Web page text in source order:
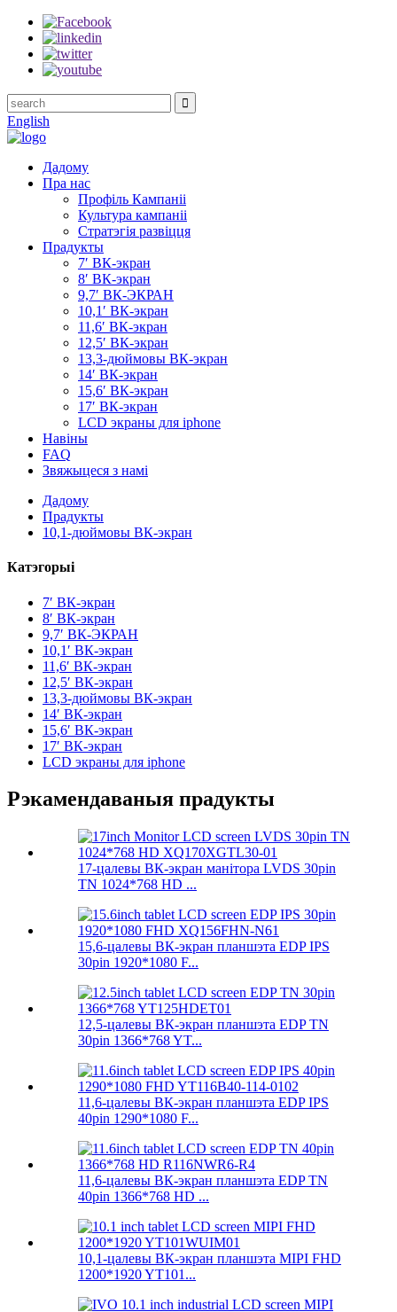
English
Дадому
Пра нас
Профіль Кампаніі
Культура кампаніі
Стратэгія развіцця
Прадукты
7′ ВК-экран
8′ ВК-экран
9,7′ ВК-ЭКРАН
10,1′ ВК-экран
11,6′ ВК-экран
12,5′ ВК-экран
13,3-дюймовы ВК-экран
14′ ВК-экран
15,6′ ВК-экран
17′ ВК-экран
LCD экраны для iphone
Навіны
FAQ
Звяжыцеся з намі
Дадому
Прадукты
10,1-дюймовы ВК-экран
Катэгорыі
7′ ВК-экран
8′ ВК-экран
9,7′ ВК-ЭКРАН
10,1′ ВК-экран
11,6′ ВК-экран
12,5′ ВК-экран
13,3-дюймовы ВК-экран
14′ ВК-экран
15,6′ ВК-экран
17′ ВК-экран
LCD экраны для iphone
Рэкамендаваныя прадукты
17-цалевы ВК-экран манітора LVDS 30pin
TN 1024*768 HD ...
15,6-цалевы ВК-экран планшэта EDP IPS
30pin 1920*1080 F...
12,5-цалевы ВК-экран планшэта EDP TN
30pin 1366*768 YT...
11,6-цалевы ВК-экран планшэта EDP IPS
40pin 1290*1080 F...
11,6-цалевы ВК-экран планшэта EDP TN
40pin 1366*768 HD ...
10,1-цалевы ВК-экран планшэта MIPI FHD
1200*1920 YT101...